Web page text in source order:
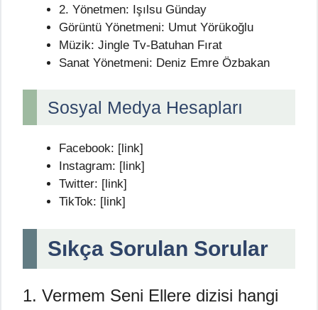
2. Yönetmen: Işılsu Günday
Görüntü Yönetmeni: Umut Yörükoğlu
Müzik: Jingle Tv-Batuhan Fırat
Sanat Yönetmeni: Deniz Emre Özbakan
Sosyal Medya Hesapları
Facebook: [link]
Instagram: [link]
Twitter: [link]
TikTok: [link]
Sıkça Sorulan Sorular
1. Vermem Seni Ellere dizisi hangi